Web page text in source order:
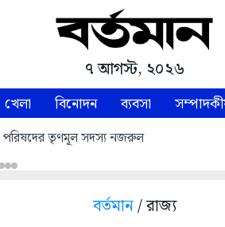
৭ আগস্ট, ২০২৬
খেলা বিনোদন ব্যবসা
পরিষদের তৃণমূল সদস্য নজরুল
বর্তমান/ রাজ্য